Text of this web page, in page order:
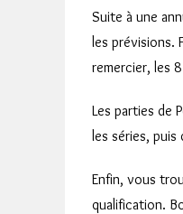
publication :
Suite à une
les prévisions.
remercier, les
Les parties de
les séries, puis
Enfin, vous
qualification.